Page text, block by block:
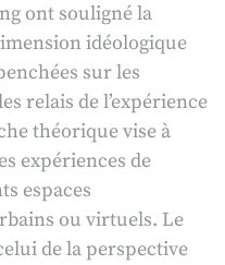
ont souligné la
idéologique
sur les
relais de l’expérience
théorique vise à
expériences de
espaces
ou virtuels. Le
de la perspective